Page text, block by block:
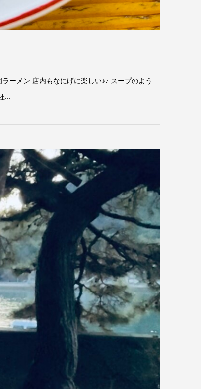
ーメン 店内もなにげに楽しい♪♪ スープのよう
...